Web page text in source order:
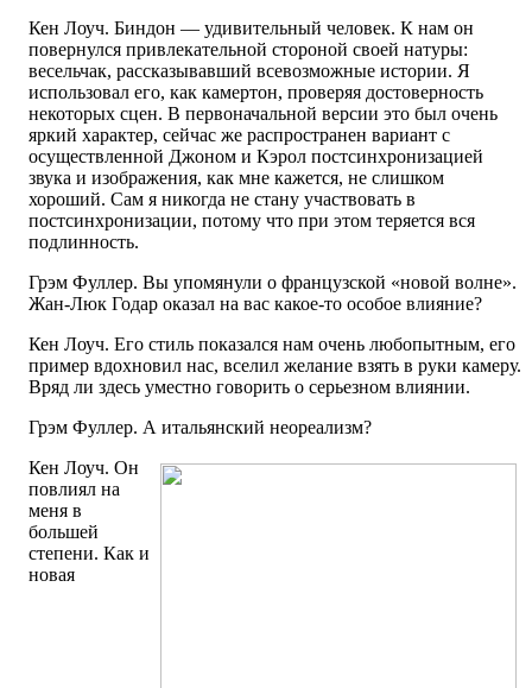
Кен Лоуч. Биндон — удивительный человек. К нам он
повернулся привлекательной стороной своей натуры:
весельчак, рассказывавший всевозможные истории. Я
использовал его, как камертон, проверяя достоверность
некоторых сцен. В первоначальной версии это был очень
яркий характер, сейчас же распространен вариант с
осуществленной Джоном и Кэрол постсинхронизацией
звука и изображения, как мне кажется, не слишком
хороший. Сам я никогда не стану участвовать в
постсинхронизации, потому что при этом теряется вся
подлинность.
Грэм Фуллер. Вы упомянули о французской «новой волне».
Жан-Люк Годар оказал на вас какое-то особое влияние?
Кен Лоуч. Его стиль показался нам очень любопытным, его
пример вдохновил нас, вселил желание взять в руки камеру.
Вряд ли здесь уместно говорить о серьезном влиянии.
Грэм Фуллер. А итальянский неореализм?
Кен Лоуч. Он
повлиял на
меня в
большей
степени. Как и
новая